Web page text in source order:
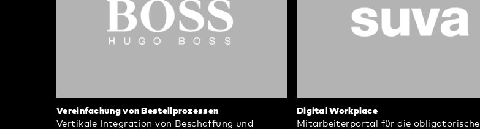
Vereinfachung von Bestellprozessen
Vertikale Integration von Beschaffung und
Digital Workplace
Mitarbeiterportal für die obligatorische